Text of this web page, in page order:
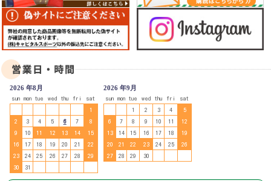
2026 年8月
sun mon tue wed thu fri
sat
1
2
3 4 5 6 7
8
9
10 11 12 13 14
15
16
17 18 19 20 21
22
23
24 25 26 27 28
29
30
31
2026 年9月
sun mon tue wed thu fri
sat
1
2 3 4
5
6
7 8 9 10 11
12
13
14 15 16 17 18
19
20
21 22 23 24 25
26
27
28 29 30